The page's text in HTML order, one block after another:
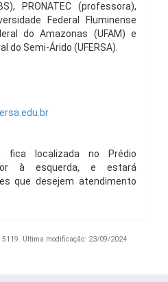
PRONATEC (professora),
Federal Fluminense
do Amazonas (UFAM) e
do Semi-Árido (UFERSA).
fica localizada no Prédio
à esquerda, e estará
que desejem atendimento
5119. Última modificação: 23/09/2024